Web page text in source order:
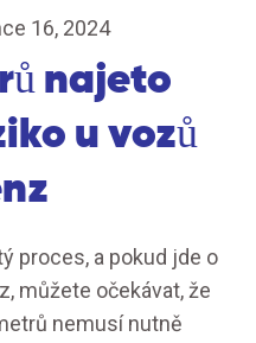
16, 2024
najeto
u vozů
proces, a pokud jde o
můžete očekávat, že
nemusí nutně